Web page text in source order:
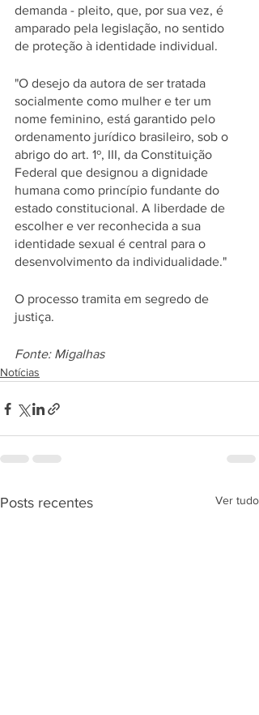
demanda - pleito, que, por sua vez, é
amparado pela legislação, no sentido
de proteção à identidade individual.
"O desejo da autora de ser tratada
socialmente como mulher e ter um
nome feminino, está garantido pelo
ordenamento jurídico brasileiro, sob o
abrigo do art. 1º, III, da Constituição
Federal que designou a dignidade
humana como princípio fundante do
estado constitucional. A liberdade de
escolher e ver reconhecida a sua
identidade sexual é central para o
desenvolvimento da individualidade."
O processo tramita em segredo de
justiça.
Fonte: Migalhas
Notícias
Posts recentes Ver tudo